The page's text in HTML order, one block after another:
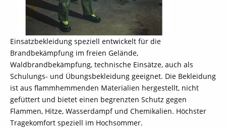
Einsatzbekleidung speziell entwickelt für die
Brandbekämpfung im freien Gelände,
Waldbrandbekämpfung, technische Einsätze, auch als
Schulungs- und Übungsbekleidung geeignet. Die Bekleidung
ist aus flammhemmenden Materialien hergestellt, nicht
gefüttert und bietet einen begrenzten Schutz gegen
Flammen, Hitze, Wasserdampf und Chemikalien. Höchster
Tragekomfort speziell im Hochsommer.